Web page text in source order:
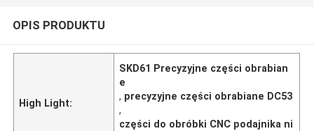
OPIS PRODUKTU
High Light:
SKD61 Precyzyjne części obrabian
e
, precyzyjne części obrabiane DC53
,
części do obróbki CNC podajnika ni